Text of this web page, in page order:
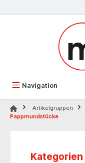
Navigation
Artikelgruppen
Pappmundstücke
Kategorien